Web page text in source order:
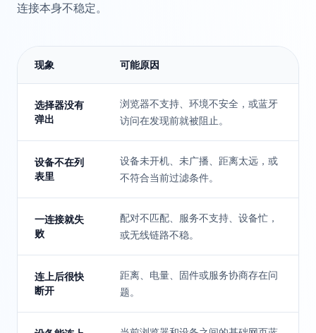
连接本身不稳定。
现象 可能原因
选择器没有
弹出
浏览器不支持、环境不安全，或蓝牙
访问在发现前就被阻止。
设备不在列
表里
设备未开机、未广播、距离太远，或
不符合当前过滤条件。
一连接就失
败
配对不匹配、服务不支持、设备忙，
或无线链路不稳。
连上后很快
断开
距离、电量、固件或服务协商存在问
题。